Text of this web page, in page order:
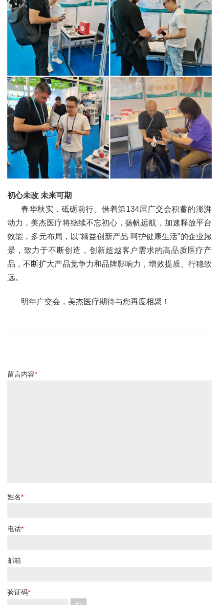
初心未改 未来可期
春华秋实，砥砺前行。借着第134届广交会积蓄的澎湃
动力，美杰医疗将继续不忘初心，扬帆远航，加速释放平台
效能，多元布局，以“精益创新产品 呵护健康生活”的企业愿
景，致力于不断创造，创新超越客户需求的高品质医疗产
品，不断扩大产品竞争力和品牌影响力，增效提质、行稳致
远。
明年广交会，美杰医疗期待与您再度相聚！
留言内容*
姓名*
电话*
邮箱
验证码*